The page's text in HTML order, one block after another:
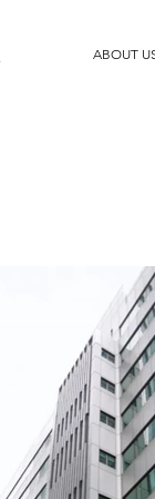
ABOUT